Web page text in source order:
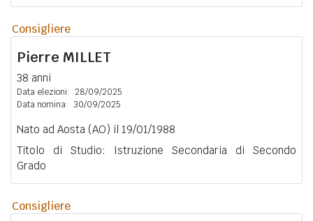
Consigliere
Pierre MILLET
38 anni
Data elezioni: 28/09/2025
Data nomina: 30/09/2025
Nato ad Aosta (AO) il 19/01/1988
Titolo di Studio: Istruzione Secondaria di Secondo
Grado
Consigliere